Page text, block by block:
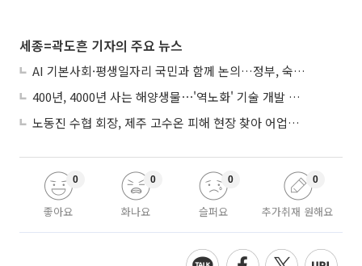
세종=곽도흔 기자의 주요 뉴스
AI 기본사회·평생일자리 국민과 함께 논의…정부, 숙의공론화 착수
400년, 4000년 사는 해양생물⋯'역노화' 기술 개발 추진
노동진 수협 회장, 제주 고수온 피해 현장 찾아 어업인 지원 점검
좋아요
0
화나요
0
슬퍼요
0
추가취재 원해요
0